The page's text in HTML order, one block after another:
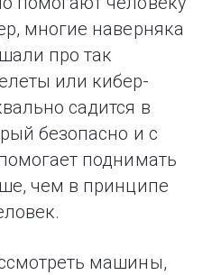
многие наверняка
про так
или кибер-
садится в
безопасно и с
поднимать
чем в принципе
машины,